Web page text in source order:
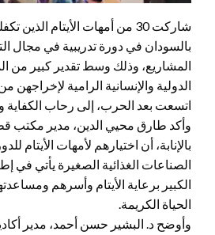
شاركت 30 من أمهات الأيتام
بالسودان في دورة تدريبية في مجال
المشاريع، وذلك وسط تقدير كبير من
الدولية والإنسانية الرامية لإخراجهن
اتسعت بعد الحرب، إلى رحاب الكفاية
وأكد طارق محيي الدين، مدير مكتب
بالإنابة، أن اختيارهم لأمهات الأيتام
الصناعات الغذائية الصغيرة يأتي في
الكبير برعاية الأيتام وأسرهم
الحياة الكريمة.
وأوضح د. البشير حسن أحمد، مدير